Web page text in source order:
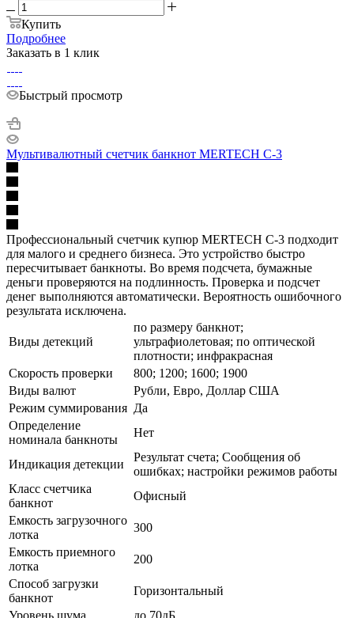
Купить
Подробнее
Заказать в 1 клик
Быстрый просмотр
Мультивалютный счетчик банкнот MERTECH C-3
Профессиональный счетчик купюр MERTECH С-3 подходит
для малого и среднего бизнеса. Это устройство быстро
пересчитывает банкноты. Во время подсчета, бумажные
деньги проверяются на подлинность. Проверка и подсчет
денег выполняются автоматически. Вероятность ошибочного
результата исключена.
Виды детекций
по размеру банкнот;
ультрафиолетовая; по оптической
плотности; инфракрасная
Скорость проверки
800; 1200; 1600; 1900
Виды валют
Рубли, Евро, Доллар США
Режим суммирования Да
Определение
номинала банкноты
Нет
Индикация детекции
Результат счета; Сообщения об
ошибках; настройки режимов работы
Класс счетчика
банкнот
Офисный
Емкость загрузочного
лотка
300
Емкость приемного
лотка
200
Способ загрузки
банкнот
Горизонтальный
Уровень шума
до 70дБ